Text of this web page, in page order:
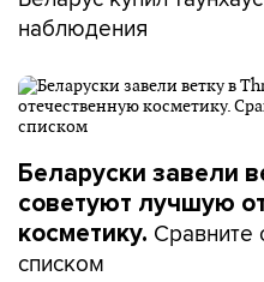
наблюдения
Беларуски завели
советуют лучшую
косметику. Сравните
списком